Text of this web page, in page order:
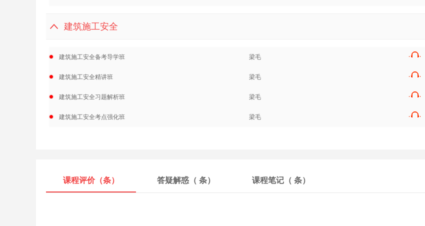
建筑施工安全
建筑施工安全备考导学班 梁毛
建筑施工安全精讲班 梁毛
建筑施工安全习题解析班 梁毛
建筑施工安全考点强化班 梁毛
课程评价（条） 答疑解惑（ 条） 课程笔记（ 条）